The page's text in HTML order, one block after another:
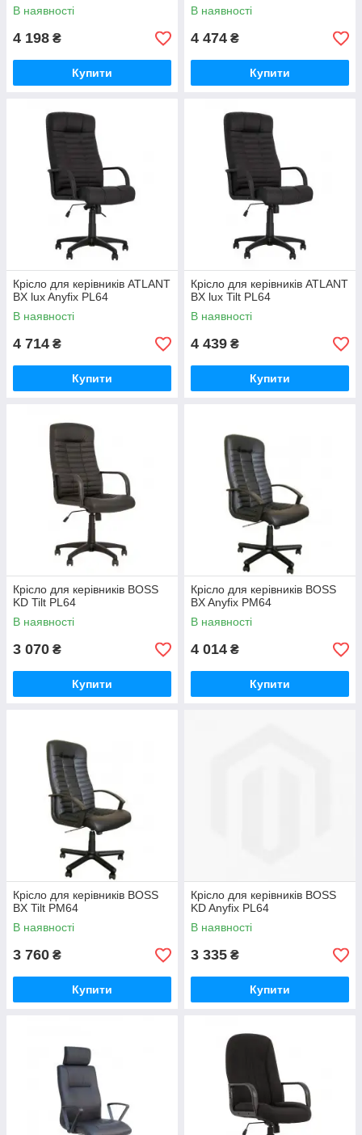
В наявності
4 198 ₴
Купити
В наявності
4 474 ₴
Купити
Крісло для керівників ATLANT
BX lux Anyfix PL64
В наявності
4 714 ₴
Купити
Крісло для керівників ATLANT
BX lux Tilt PL64
В наявності
4 439 ₴
Купити
Крісло для керівників BOSS
KD Tilt PL64
В наявності
3 070 ₴
Купити
Крісло для керівників BOSS
BX Anyfix PM64
В наявності
4 014 ₴
Купити
Крісло для керівників BOSS
BX Tilt PM64
В наявності
3 760 ₴
Купити
Крісло для керівників BOSS
KD Anyfix PL64
В наявності
3 335 ₴
Купити